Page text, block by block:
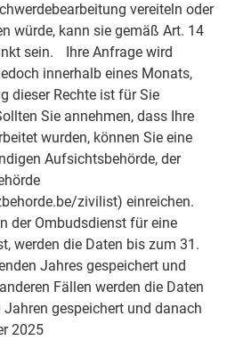
vereiteln oder
würde, kann sie gemäß Art. 14
sein. Ihre Anfrage wird
innerhalb eines Monats,
dieser Rechte ist für Sie
Sie annehmen, dass Ihre
wurden, können Sie eine
Aufsichtsbehörde, der
zivilist) einreichen.
der Ombudsdienst für eine
werden die Daten bis zum 31.
Jahres gespeichert und
Fällen werden die Daten
gespeichert und danach
2025